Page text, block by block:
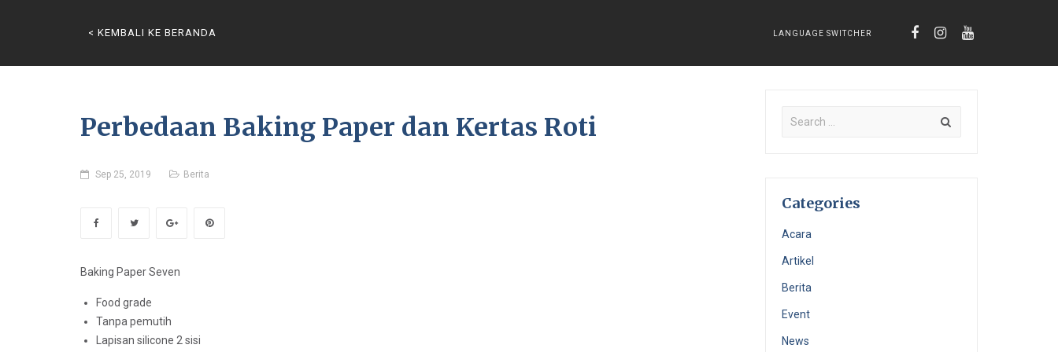
< KEMBALI KE BERANDA LANGUAGE SWITCHER
Perbedaan Baking Paper dan Kertas Roti
Sep 25, 2019 Berita
Baking Paper Seven
Food grade
Tanpa pemutih
Lapisan silicone 2 sisi
Categories
Acara
Artikel
Berita
Event
News